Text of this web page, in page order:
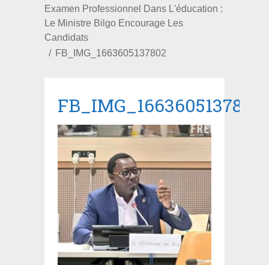
Examen Professionnel Dans L'éducation :
Le Ministre Bilgo Encourage Les
Candidats
FB_IMG_1663605137802
FB_IMG_1663605137802